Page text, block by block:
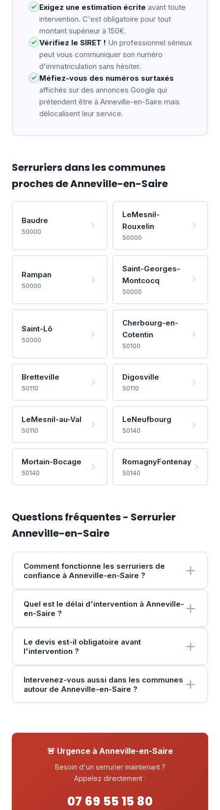
Exigez une estimation écrite avant toute
intervention. C'est obligatoire pour tout
montant supérieur à 150€.
Vérifiez le SIRET ! Un professionnel sérieux
peut vous communiquer son numéro
d'immatriculation sans hésiter.
Méfiez-vous des numéros surtaxés
affichés sur des annonces Google qui
prétendent être à Anneville-en-Saire mais
délocalisent leur service.
Serruriers dans les communes
proches de Anneville-en-Saire
Baudre
50000
LeMesnil-
Rouxelin
50000
Rampan
50000
Saint-Georges-
Montcocq
50000
Saint-Lô
50000
Cherbourg-en-
Cotentin
50100
Bretteville
50110
Digosville
50110
LeMesnil-au-Val
50110
LeNeufbourg
50140
Mortain-Bocage
50140
RomagnyFontenay
50140
Questions fréquentes - Serrurier
Anneville-en-Saire
Comment fonctionne les serruriers de
confiance à Anneville-en-Saire ?
Quel est le délai d'intervention à Anneville-
en-Saire ?
Le devis est-il obligatoire avant
l'intervention ?
Intervenez-vous aussi dans les communes
autour de Anneville-en-Saire ?
🚨 Urgence à Anneville-en-Saire
Besoin d'un serrurier maintenant ?
Appelez directement :
07 69 55 15 80